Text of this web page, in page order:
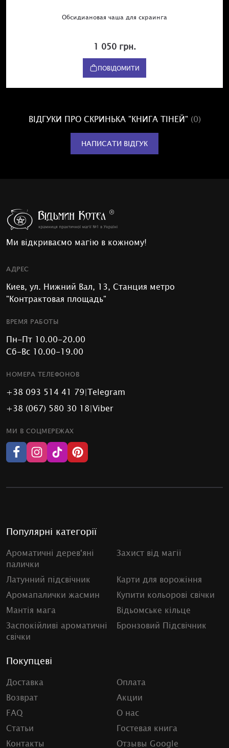
Обсидиановая чаша для скраинга
1 050 грн.
ПОВІДОМИТИ
ВІДГУКИ ПРО СКРИНЬКА "КНИГА ТІНЕЙ" (0)
НАПИСАТИ ВІДГУК
Ми відкриваємо магію в кожному!
АДРЕС
Киев, ул. Нижний Вал, 13, Станция метро
"Контрактовая площадь"
ВРЕМЯ РАБОТЫ
Пн-Пт 10.00-20.00
Сб-Вс 10.00-19.00
НОМЕРА ТЕЛЕФОНОВ
+38 093 514 41 79|Telegram
+38 (067) 580 30 18|Viber
МИ В СОЦМЕРЕЖАХ
Популярні категорії
Ароматичні дерев'яні
палички
Захист від магії
Латунний підсвічник
Карти для ворожіння
Аромапалички жасмин
Купити кольорові свічки
Мантія мага
Відьомське кільце
Заспокійливі ароматичні
свічки
Бронзовий Підсвічник
Покупцеві
Доставка
Оплата
Возврат
Акции
FAQ
О нас
Статьи
Гостевая книга
Контакты
Отзывы Google